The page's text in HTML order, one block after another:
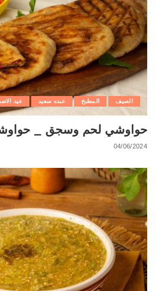
الصيف المطبخ عبده سعيد عيد
حواوشي لحم وسجق _
04/06/2024